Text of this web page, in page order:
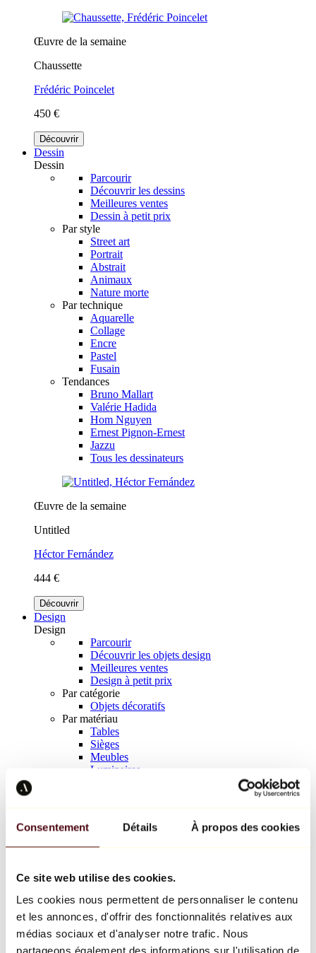
Consentement Détails À propos des cookies
Ce site web utilise des cookies.
Les cookies nous permettent de personnaliser le contenu
et les annonces, d'offrir des fonctionnalités relatives aux
médias sociaux et d'analyser notre trafic. Nous
partageons également des informations sur l'utilisation de
Œuvre de la semaine
Chaussette
Frédéric Poincelet
450 €
Découvrir
Dessin
Dessin
Parcourir
Découvrir les dessins
Meilleures ventes
Dessin à petit prix
Par style
Street art
Portrait
Abstrait
Animaux
Nature morte
Par technique
Aquarelle
Collage
Encre
Pastel
Fusain
Tendances
Bruno Mallart
Valérie Hadida
Hom Nguyen
Ernest Pignon-Ernest
Jazzu
Tous les dessinateurs
Œuvre de la semaine
Untitled
Héctor Fernández
444 €
Découvrir
Design
Design
Parcourir
Découvrir les objets design
Meilleures ventes
Design à petit prix
Par catégorie
Objets décoratifs
Par matériau
Tables
Sièges
Meubles
Luminaires
Richard Orlinski
Keith Haring
Jeff Koons
Jean-Michel Basquiat
Tous les designers
Œuvre de la semaine